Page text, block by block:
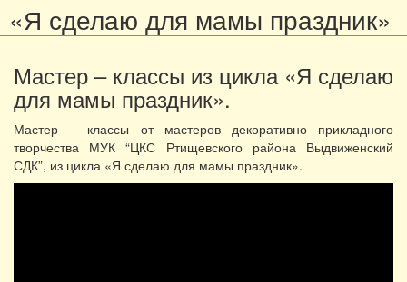
«Я сделаю для мамы праздник»
Мастер – классы из цикла «Я сделаю
для мамы праздник».
Мастер – классы от мастеров декоративно прикладного
творчества МУК “ЦКС Ртищевского района Выдвиженский
СДК”, из цикла «Я сделаю для мамы праздник».